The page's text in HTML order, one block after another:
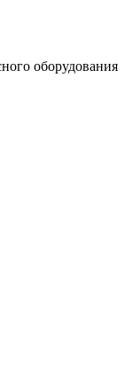
оборудования